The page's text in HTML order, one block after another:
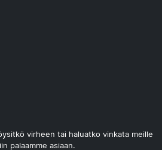
virheen tai haluatko vinkata meille
palaamme asiaan.